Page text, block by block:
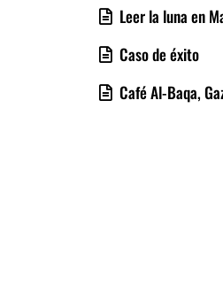
Leer la luna en
Caso de éxito
Café Al-Baqa,